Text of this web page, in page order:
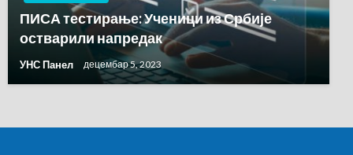
ПИСА тестирање: Ученици из Србије
остварили напредак
УНС Панел децембар 5, 2023